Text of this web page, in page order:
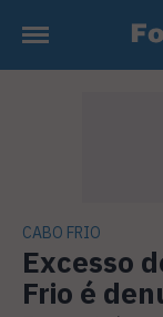
CABO FRIO
Excesso
Frio é